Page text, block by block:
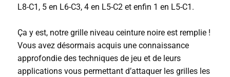
L8-C1, 5 en L6-C3, 4 en L5-C2 et enfin 1 en L5-C1.
Ça y est, notre grille niveau ceinture noire est remplie !
Vous avez désormais acquis une connaissance
approfondie des techniques de jeu et de leurs
applications vous permettant d’attaquer les grilles les